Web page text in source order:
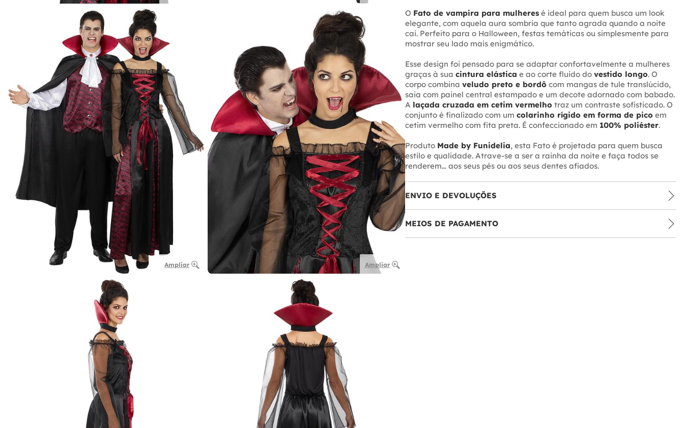
Ampliar Ampliar
O Fato de vampira para mulheresé ideal para quem busca um look
elegante, com aquela aura sombria que tanto agrada quando a noite
cai. Perfeito para o Halloween, festas temáticas ou simplesmente para
mostrar seu lado mais enigmático.
Esse design foi pensado para se adaptar confortavelmente a mulheres
graças à sua cintura elástica e ao corte fluido do vestido longo. O
corpo combina veludo preto e bordô com mangas de tule translúcido,
saia com painel central estampado e um decote adornado com babado.
A laçada cruzada em cetim vermelho traz um contraste sofisticado. O
conjunto é finalizado com um colarinho rígido em forma de pico em
cetim vermelho com fita preta. É confeccionado em 100% poliéster.
Produto Made by Funidelia, esta Fato é projetada para quem busca
estilo e qualidade. Atrave-se a ser a rainha da noite e faça todos se
renderem… aos seus pés ou aos seus dentes afiados.
ENVIO E DEVOLUÇÕES
MEIOS DE PAGAMENTO